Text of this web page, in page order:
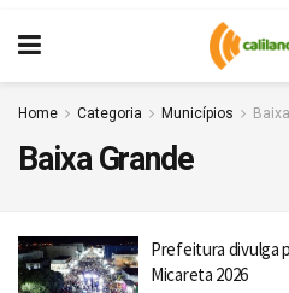
Home Categoria Municípios
Baixa Grande
Prefeitura divulga
Micareta 2026